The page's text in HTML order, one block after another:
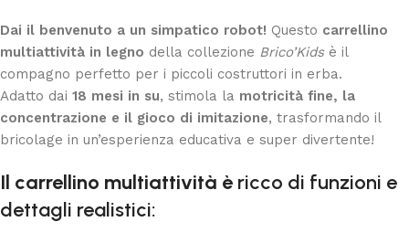
Dai il benvenuto a un simpatico robot! Questo carrellino
multiattività in legno della collezione Brico’Kidsè il
compagno perfetto per i piccoli costruttori in erba.
Adatto dai 18 mesi in su, stimola la motricità fine, la
concentrazione e il gioco di imitazione, trasformando il
bricolage in un’esperienza educativa e super divertente!
Il carrellino multiattività è ricco di funzioni e
dettagli realistici: